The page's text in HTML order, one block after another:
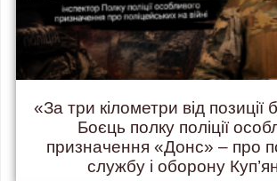
«За три кілометри від позиції
Боєць полку поліції
призначення «Донс» – про
службу і оборону